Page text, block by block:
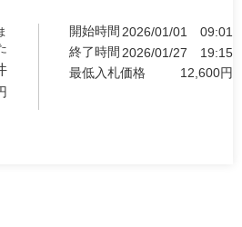
開始時間 2026/01/01
09:01
終了時間 2026/01/27
19:15
最低入札価格
12,600円